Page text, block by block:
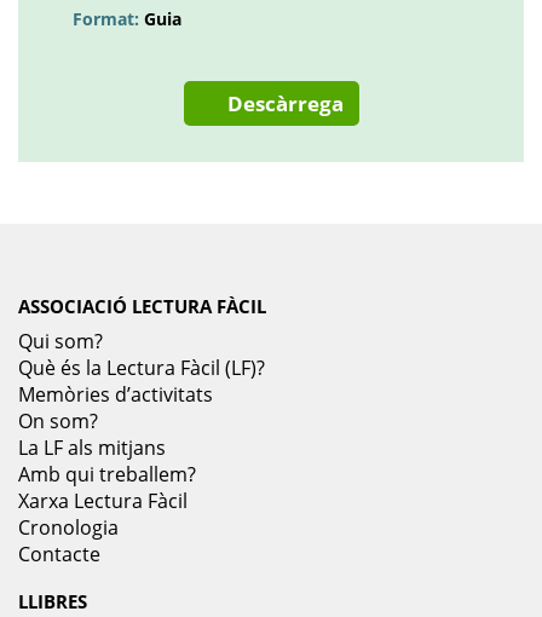
Format: Guia
Descàrrega
ASSOCIACIÓ LECTURA FÀCIL
Qui som?
Què és la Lectura Fàcil (LF)?
Memòries d’activitats
On som?
La LF als mitjans
Amb qui treballem?
Xarxa Lectura Fàcil
Cronologia
Contacte
LLIBRES